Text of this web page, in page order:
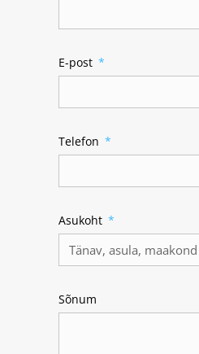
E-post
Telefon
Asukoht
Sõnum